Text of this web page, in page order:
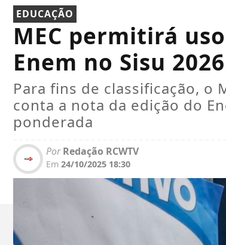
EDUCAÇÃO
MEC permitirá
Enem no Sisu 2026
Para fins de classificação, o
conta a nota da edição do
ponderada
PorRedação RCWTV
Em 24/10/2025 18:30